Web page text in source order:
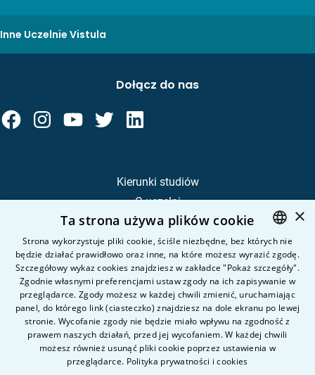
Inne Uczelnie Vistula
Kierunki studiów
O uczelni
Kandydat
Student
Nauka i badania
Intranet
Pytania i odpowiedzi
Kontakt
Dołącz do nas
POLISH
ENGLISH
×
Ta strona używa plików cookie
Strona wykorzystuje pliki cookie, ściśle niezbędne, bez których nie
będzie działać prawidłowo oraz inne, na które możesz wyrazić zgodę.
Szczegółowy wykaz cookies znajdziesz w zakładce "Pokaż szczegóły".
Zgodnie własnymi preferencjami ustaw zgody na ich zapisywanie w
przeglądarce. Zgody możesz w każdej chwili zmienić, uruchamiając
panel, do którego link (ciasteczko) znajdziesz na dole ekranu po lewej
stronie. Wycofanie zgody nie będzie miało wpływu na zgodność z
prawem naszych działań, przed jej wycofaniem. W każdej chwili
możesz również usunąć pliki cookie poprzez ustawienia w
przeglądarce. Polityka prywatności i cookies